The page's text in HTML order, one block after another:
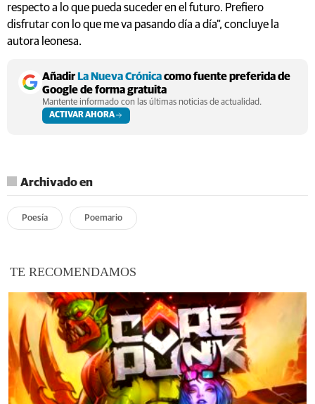
respecto a lo que pueda suceder en el futuro. Prefiero
disfrutar con lo que me va pasando día a día", concluye la
autora leonesa.
AñadirLa Nueva Crónicacomo fuente preferida de
Google de forma gratuita
Mantente informado con las últimas noticias de actualidad.
ACTIVAR AHORA
Archivado en
Poesía Poemario
TE RECOMENDAMOS